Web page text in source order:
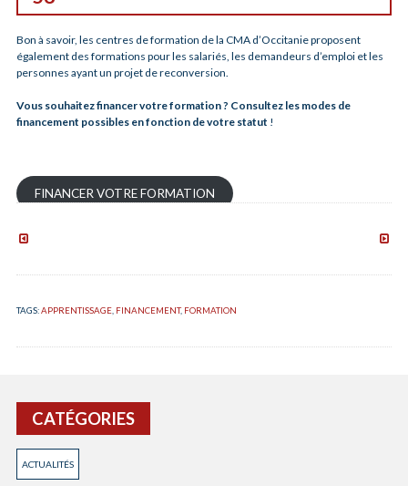
Bon à savoir, les centres de formation de la CMA d’Occitanie proposent
également des formations pour les salariés, les demandeurs d’emploi et les
personnes ayant un projet de reconversion.
Vous souhaitez financer votre formation ? Consultez les modes de
financement possibles en fonction de votre statut !
FINANCER VOTRE FORMATION
TAGS:APPRENTISSAGE, FINANCEMENT, FORMATION
CATÉGORIES
ACTUALITÉS